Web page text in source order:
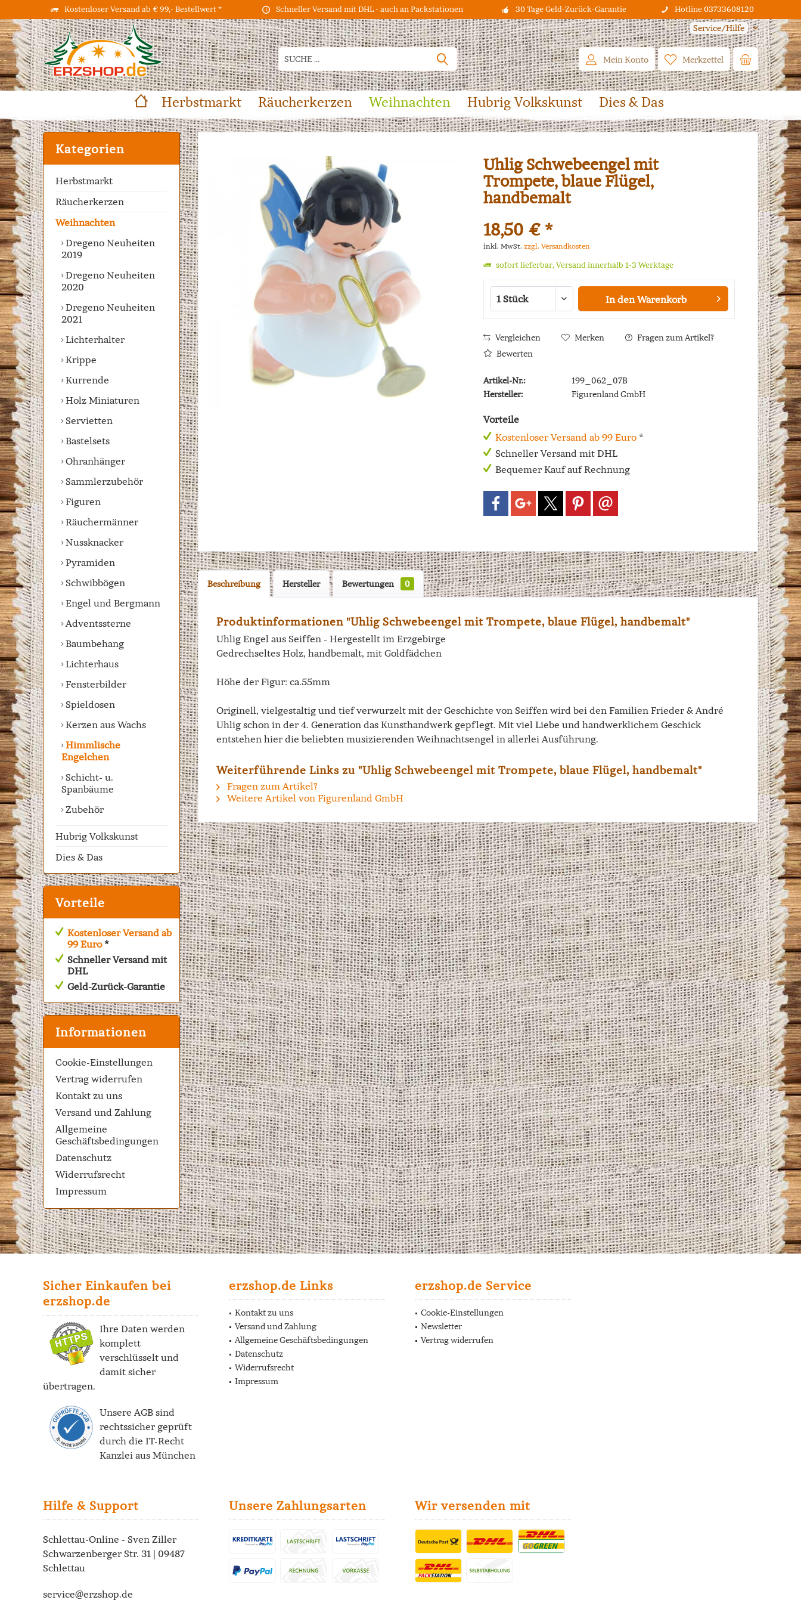
Kostenloser Versand ab € 99,- Bestellwert * Schneller Versand mit DHL - auch an Packstationen 30 Tage Geld-Zurück-Garantie Hotline 03733608120
Service/Hilfe
Merkzettel
Mein Konto
Herbstmarkt Räucherkerzen Weihnachten Hubrig Volkskunst Dies & Das
Kategorien
Herbstmarkt
Räucherkerzen
Weihnachten
Dregeno Neuheiten
2019
Dregeno Neuheiten
2020
Dregeno Neuheiten
2021
Lichterhalter
Krippe
Kurrende
Holz Miniaturen
Servietten
Bastelsets
Ohranhänger
Sammlerzubehör
Figuren
Räuchermänner
Nussknacker
Pyramiden
Schwibbögen
Engel und Bergmann
Adventssterne
Baumbehang
Lichterhaus
Fensterbilder
Spieldosen
Kerzen aus Wachs
Himmlische
Engelchen
Schicht- u.
Spanbäume
Zubehör
Hubrig Volkskunst
Dies & Das
Vorteile
Kostenloser Versand ab
99 Euro*
Schneller Versand mit
DHL
Geld-Zurück-Garantie
Informationen
Cookie-Einstellungen
Vertrag widerrufen
Kontakt zu uns
Versand und Zahlung
Allgemeine
Geschäftsbedingungen
Datenschutz
Widerrufsrecht
Impressum
Uhlig Schwebeengel mit
Trompete, blaue Flügel,
handbemalt
18,50 € *
inkl. MwSt. zzgl. Versandkosten
sofort lieferbar, Versand innerhalb 1-3 Werktage
In den Warenkorb
Vergleichen Merken
Fragen zum Artikel?
Bewerten
Artikel-Nr.:
199_062_07B
Hersteller:
Figurenland GmbH
Vorteile
Kostenloser Versand ab 99 Euro*
Schneller Versand mit DHL
Bequemer Kauf auf Rechnung
Beschreibung Hersteller Bewertungen 0
Produktinformationen "Uhlig Schwebeengel mit Trompete, blaue Flügel, handbemalt"
Uhlig Engel aus Seiffen - Hergestellt im Erzgebirge
Gedrechseltes Holz, handbemalt, mit Goldfädchen
Höhe der Figur: ca.55mm
Originell, vielgestaltig und tief verwurzelt mit der Geschichte von Seiffen wird bei den Familien Frieder & André
Uhlig schon in der 4. Generation das Kunsthandwerk gepflegt. Mit viel Liebe und handwerklichem Geschick
entstehen hier die beliebten musizierenden Weihnachtsengel in allerlei Ausführung.
Weiterführende Links zu "Uhlig Schwebeengel mit Trompete, blaue Flügel, handbemalt"
Fragen zum Artikel?
Weitere Artikel von Figurenland GmbH
Sicher Einkaufen bei
erzshop.de
Ihre Daten werden
komplett
verschlüsselt und
damit sicher
übertragen.
Unsere AGB sind
rechtssicher geprüft
durch die IT-Recht
Kanzlei aus München
erzshop.de Links
Kontakt zu uns
Versand und Zahlung
Allgemeine Geschäftsbedingungen
Datenschutz
Widerrufsrecht
Impressum
erzshop.de Service
Cookie-Einstellungen
Newsletter
Vertrag widerrufen
Hilfe & Support
Schlettau-Online - Sven Ziller
Schwarzenberger Str. 31 | 09487
Schlettau
service@erzshop.de
Unsere Zahlungsarten Wir versenden mit